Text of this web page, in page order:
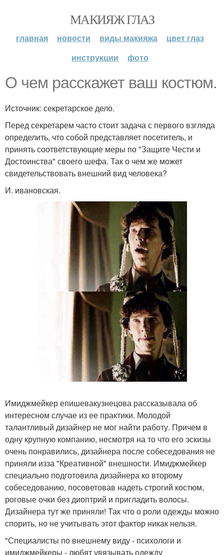
МАКИЯЖ ГЛАЗ
главная новости виды макияжа
цвет глаз
инструкции
фото
О чем расскажет ваш костюм.
Источник: секретарское дело.
Перед секретарем часто стоит задача с первого взгляда
определить, что собой представляет посетитель, и
принять соответствующие меры по "Защите Чести и
Достоинства" своего шефа. Так о чем же может
свидетельствовать внешний вид человека?
И. ивановская.
Имиджмейкер епишевакузнецова рассказывала об
интересном случае из ее практики. Молодой
талантливый дизайнер не мог найти работу. Причем в
одну крупную компанию, несмотря на то что его эскизы
очень понравились, дизайнера после собеседования не
приняли изза "Креативной" внешности. Имиджмейкер
специально подготовила дизайнера ко второму
собеседованию, посоветовав надеть строгий костюм,
роговые очки без диоптрий и пригладить волосы.
Дизайнера тут же приняли! Так что о роли одежды можно
спорить, но не учитывать этот фактор никак нельзя.
"Специалисты по внешнему виду - психологи и
имиджмейкеры - любят увязывать одежду